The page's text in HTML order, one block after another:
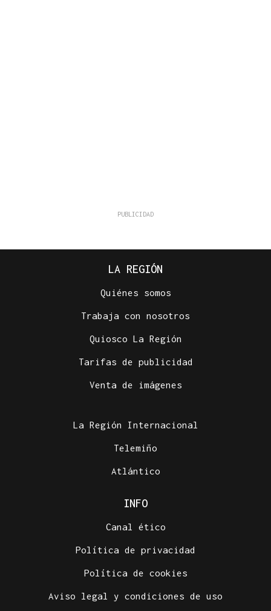
LA REGIÓN
Quiénes somos
Trabaja con nosotros
Quiosco La Región
Tarifas de publicidad
Venta de imágenes
La Región Internacional
Telemiño
Atlántico
INFO
Canal ético
Política de privacidad
Política de cookies
Aviso legal y condiciones de uso